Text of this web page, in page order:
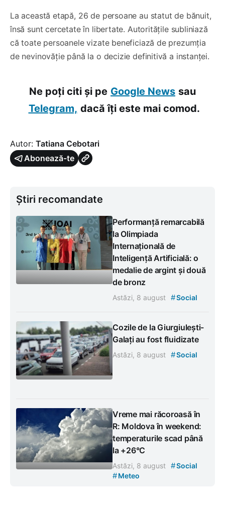
La această etapă, 26 de persoane au statut de bănuit,
însă sunt cercetate în libertate. Autoritățile subliniază
că toate persoanele vizate beneficiază de prezumția
de nevinovăție până la o decizie definitivă a instanței.
Ne poți citi și pe Google News sau
Telegram, dacă îți este mai comod.
Autor: Tatiana Cebotari
Abonează-te
Știri recomandate
Performanță remarcabilă
la Olimpiada
Internațională de
Inteligență Artificială: o
medalie de argint și două
de bronz
Astăzi, 8 august #Social
Cozile de la Giurgiulești-
Galați au fost fluidizate
Astăzi, 8 august #Social
Vreme mai răcoroasă în
R: Moldova în weekend:
temperaturile scad până
la +26°C
Astăzi, 8 august #Social
#Meteo